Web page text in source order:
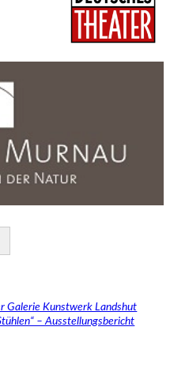
Galerie Kunstwerk Landshut
– Ausstellungsbericht